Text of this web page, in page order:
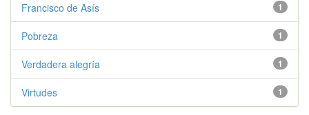
1
Francisco de Asís
1
Pobreza
1
Verdadera alegría
1
Virtudes